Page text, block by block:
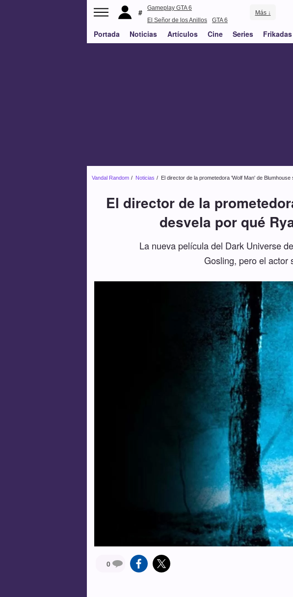
Gameplay GTA 6
El Señor de los Anillos
GTA 6
PS5
Más ↓
Portada Noticias Artículos Cine Series Frikadas
Vandal Random Noticias El director de la prometedora 'Wolf Man' de
El director de la
desvela por qué
La nueva película del Dark Universe
Gosling, pero el actor
0